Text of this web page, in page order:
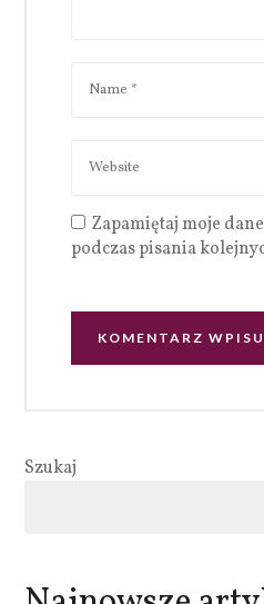
Zapamiętaj moje
podczas pisania
Szukaj